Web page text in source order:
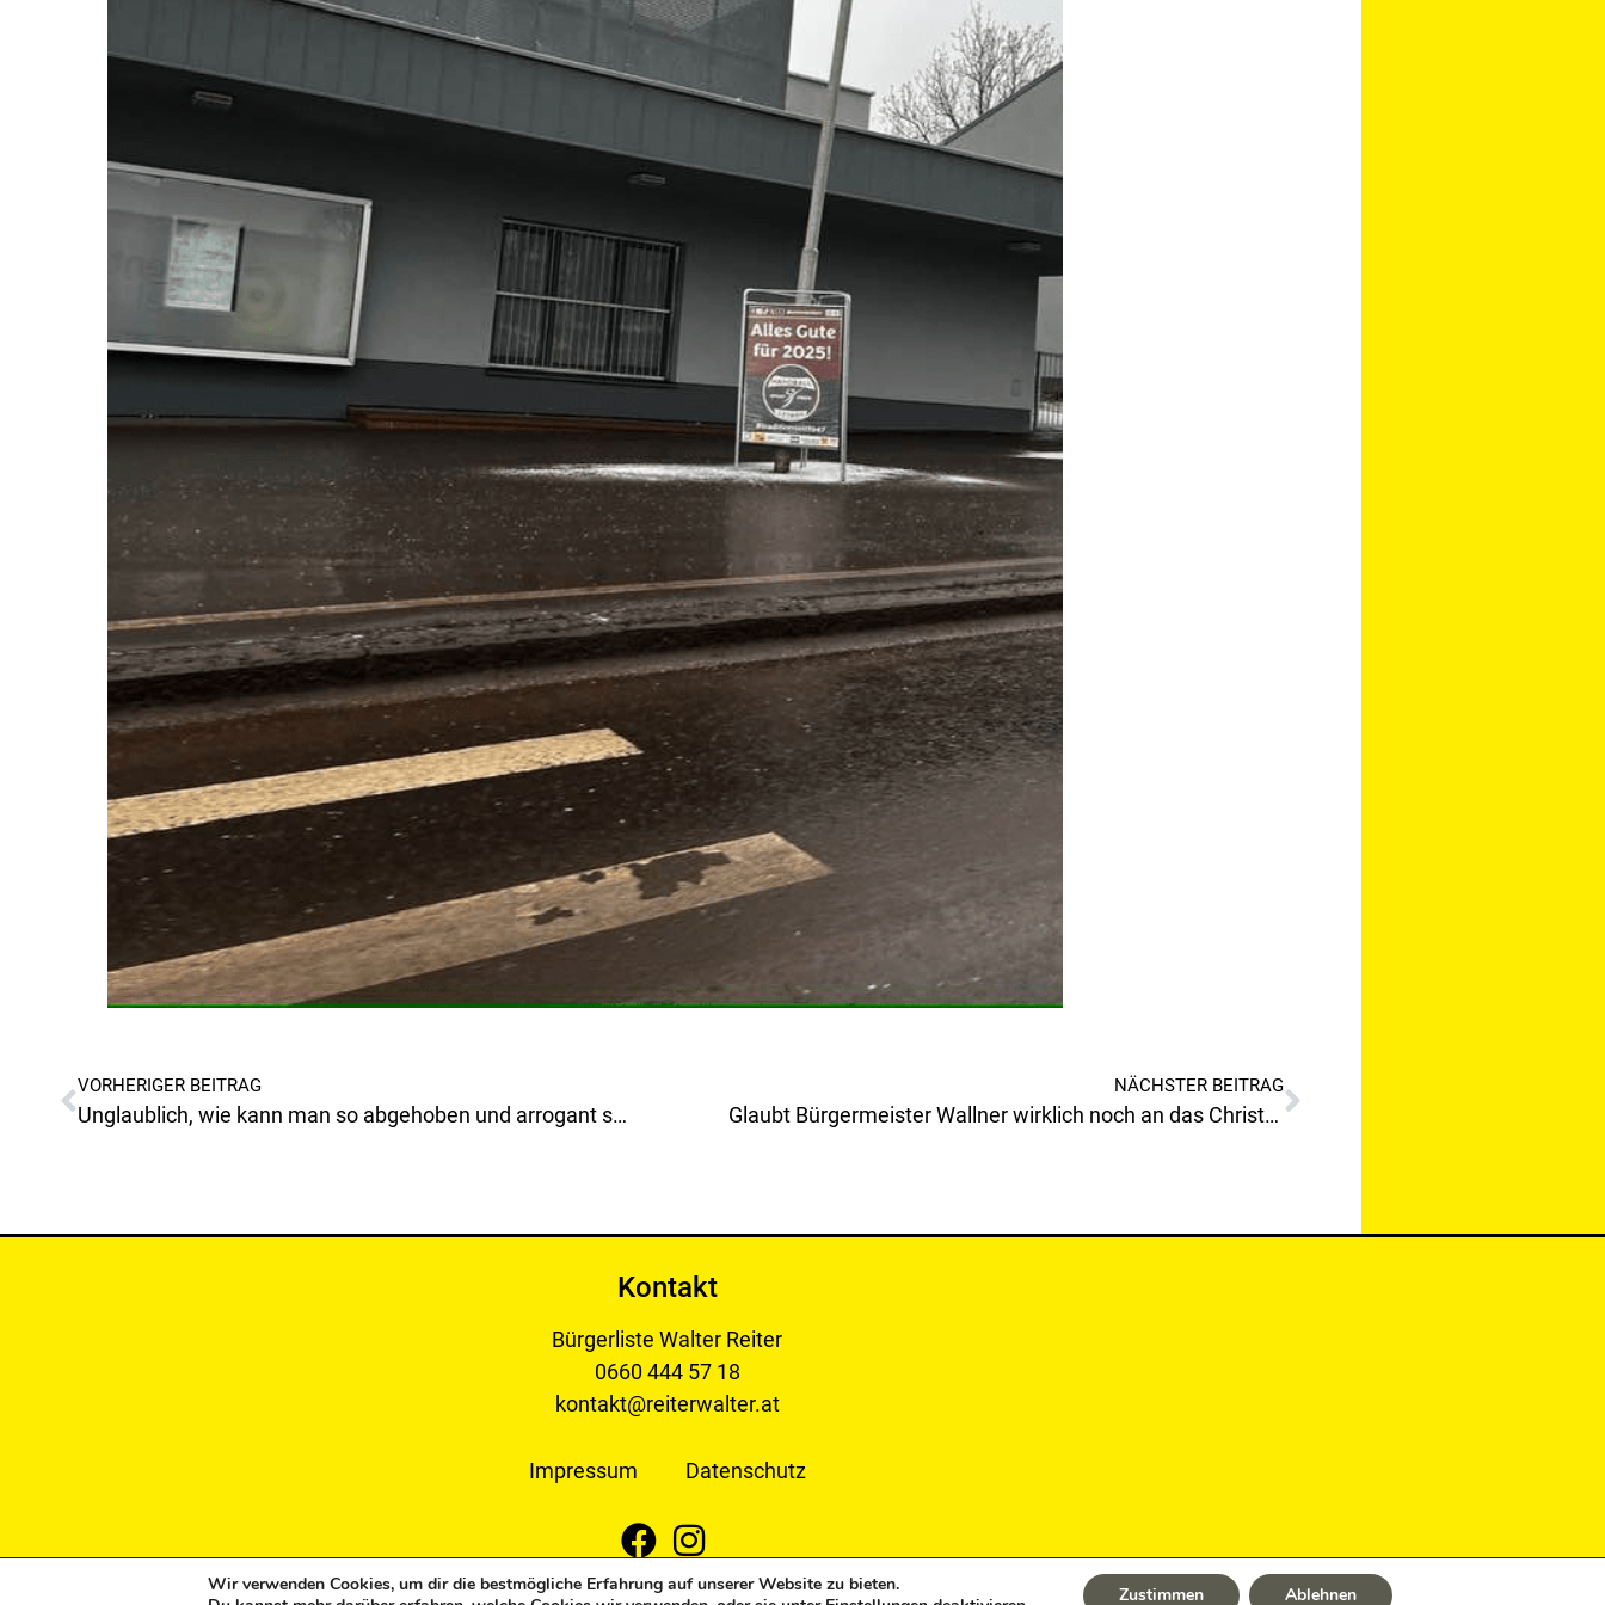
VORHERIGER BEITRAG
Unglaublich, wie kann man so abgehoben und arrogant sein?
NÄCHSTER BEITRAG
Glaubt Bürgermeister Wallner wirklich noch an das Christkind oder an den Osterhasen?
Kontakt
Bürgerliste Walter Reiter
0660 444 57 18
kontakt@reiterwalter.at
Impressum Datenschutz
Copyright © 2024 Bürgerliste Reiter Walter. All Rights Reserved.
Wir verwenden Cookies, um dir die bestmögliche Erfahrung auf unserer Website zu bieten.
Zustimmen Ablehnen